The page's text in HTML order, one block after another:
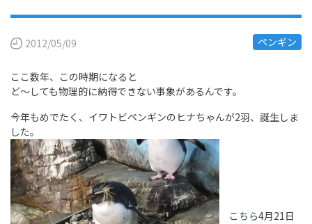
2012/05/09 ペンギン
ここ数年、この時期になると
ど～しても物理的に納得できない事象があるんです。
今年もめでたく、イワトビペンギンのヒナちゃんが2羽、誕生しま
した。
こちら4月21日